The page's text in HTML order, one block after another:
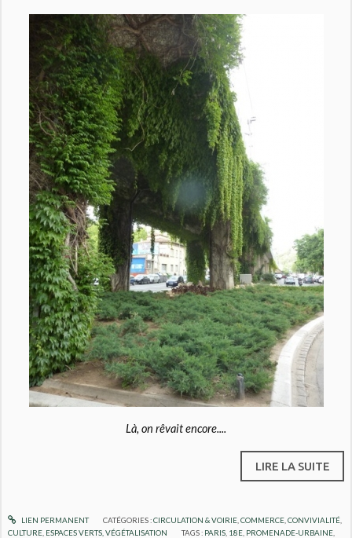
Là, on rêvait encore....
LIRE LA SUITE
LIEN PERMANENT CATÉGORIES :CIRCULATION & VOIRIE, COMMERCE, CONVIVIALITÉ,
CULTURE ESPACES VERTS, VÉGÉTALISATION TAGS : PARIS 18E PROMENADE-URBAINE